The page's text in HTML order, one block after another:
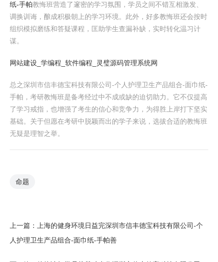
纸-手帕教悔班营造了邃密的学习氛围，学员之间不错互相激发、
调换训诲，酿成积极朝上的学习环境。此外，好多教悔班还会按时
组织模拟磨练和答疑课程，匡助学生查漏补缺，实时转化温习计
谋。
网站建设_学编程_软件编程_灵璧源码管理系统网
总之深圳市信丰德宝科技有限公司-个人护理卫生产品组合-面巾纸-
手帕，考研教悔班是备考经过中不成或缺的迫切助力。它不仅提高
了学习戒指，也增强了考生的信心和竞争力，为得胜上岸打下坚实
基础。关于但愿在考研中脱颖而出的学子来说，选拔合适的教悔班
无疑是理智之举。
命题
上一篇：
上海的健身环境日益完深圳市信丰德宝科技有限公司-个
人护理卫生产品组合-面巾纸-手帕善